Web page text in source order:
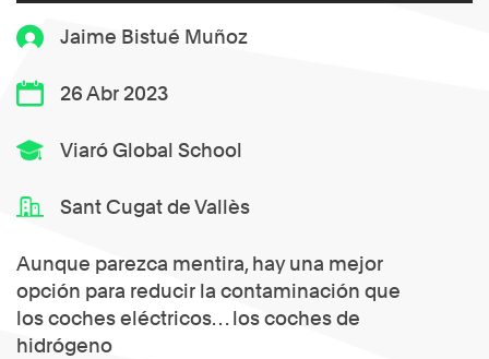
Jaime Bistué Muñoz
26 Abr 2023
Viaró Global School
Sant Cugat de Vallès
Aunque parezca mentira, hay una mejor
opción para reducir la contaminación que
los coches eléctricos… los coches de
hidrógeno